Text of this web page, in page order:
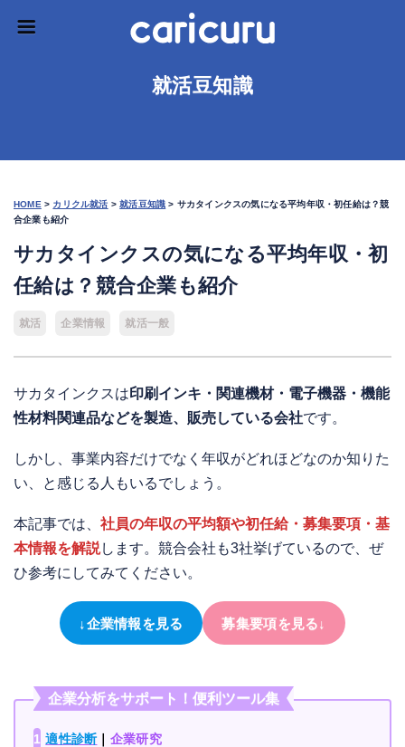
就活豆知識
HOME > カリクル就活 >就活豆知識 > サカタインクスの気になる平均年収・初任給は？競
合企業も紹介
サカタインクスの気になる平均年収・初
任給は？競合企業も紹介
就活 企業情報 就活一般
サカタインクスは印刷インキ・関連機材・電子機器・機能
性材料関連品などを製造、販売している会社です。
しかし、事業内容だけでなく年収がどれほどなのか知りた
い、と感じる人もいるでしょう。
本記事では、 社員の年収の平均額や初任給・募集要項・基
本情報を解説します。競合会社も3社挙げているので、ぜ
ひ参考にしてみてください。
↓企業情報を見る 募集要項を見る↓
企業分析をサポート！便利ツール集
1 適性診断｜ 企業研究